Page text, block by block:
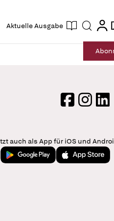
Aktuelle Ausgabe Suche
login
Abo
FacebookInstagram
auch als App für iOS und
Jetzt bei Google PlayLaden im App